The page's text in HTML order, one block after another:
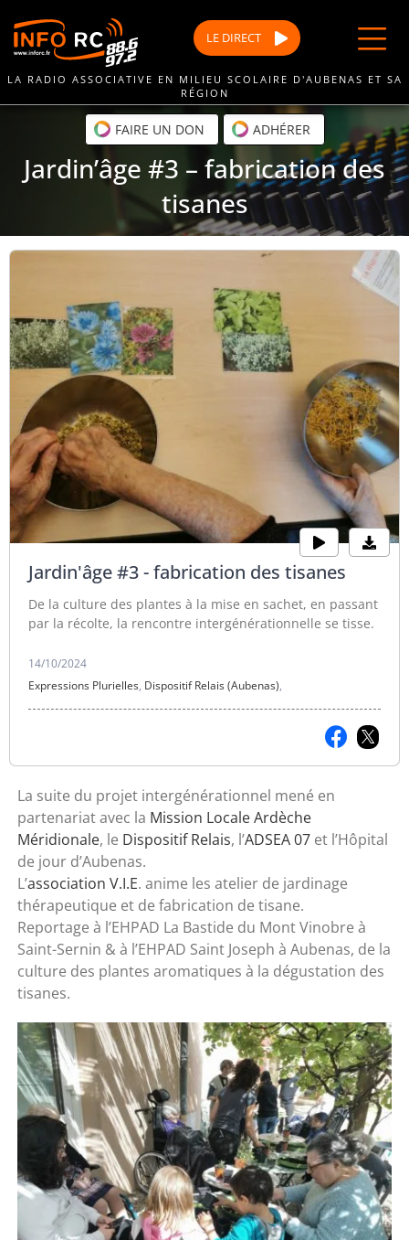
au
contenu
LE DIRECT
LA RADIO ASSOCIATIVE EN MILIEU SCOLAIRE D'AUBENAS ET SA
RÉGION
FAIRE UN DON ADHÉRER
Jardin’âge #3 – fabrication des
tisanes
Jardin'âge #3 - fabrication des tisanes
De la culture des plantes à la mise en sachet, en passant
par la récolte, la rencontre intergénérationnelle se tisse.
14/10/2024
Expressions Plurielles, Dispositif Relais (Aubenas),
La suite du projet intergénérationnel mené en
partenariat avec la Mission Locale Ardèche
Méridionale, le Dispositif Relais, l’ADSEA 07 et l’Hôpital
de jour d’Aubenas.
L’association V.I.E. anime les atelier de jardinage
thérapeutique et de fabrication de tisane.
Reportage à l’EHPAD La Bastide du Mont Vinobre à
Saint-Sernin & à l’EHPAD Saint Joseph à Aubenas, de la
culture des plantes aromatiques à la dégustation des
tisanes.